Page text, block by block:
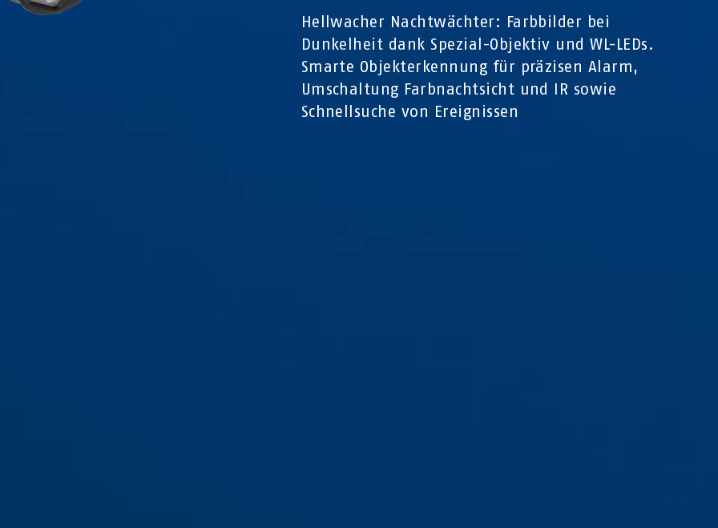
Hellwacher Nachtwächter: Farbbilder bei
Dunkelheit dank Spezial-Objektiv und WL-LEDs.
Smarte Objekterkennung für präzisen Alarm,
Umschaltung Farbnachtsicht und IR sowie
Schnellsuche von Ereignissen